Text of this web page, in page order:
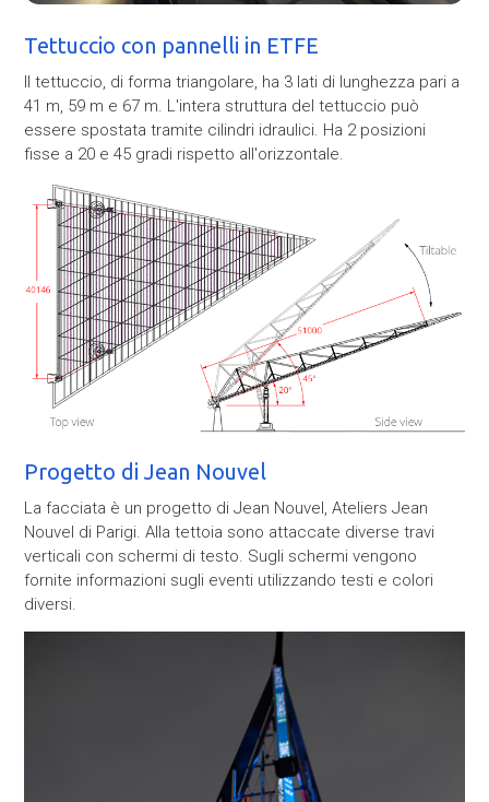
Tettuccio con pannelli in ETFE
Il tettuccio, di forma triangolare, ha 3 lati di lunghezza pari a
41 m, 59 m e 67 m. L'intera struttura del tettuccio può
essere spostata tramite cilindri idraulici. Ha 2 posizioni
fisse a 20 e 45 gradi rispetto all'orizzontale.
Progetto di Jean Nouvel
La facciata è un progetto di Jean Nouvel, Ateliers Jean
Nouvel di Parigi. Alla tettoia sono attaccate diverse travi
verticali con schermi di testo. Sugli schermi vengono
fornite informazioni sugli eventi utilizzando testi e colori
diversi.